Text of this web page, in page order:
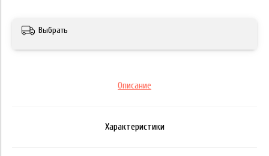
Выбрать
Описание
Характеристики